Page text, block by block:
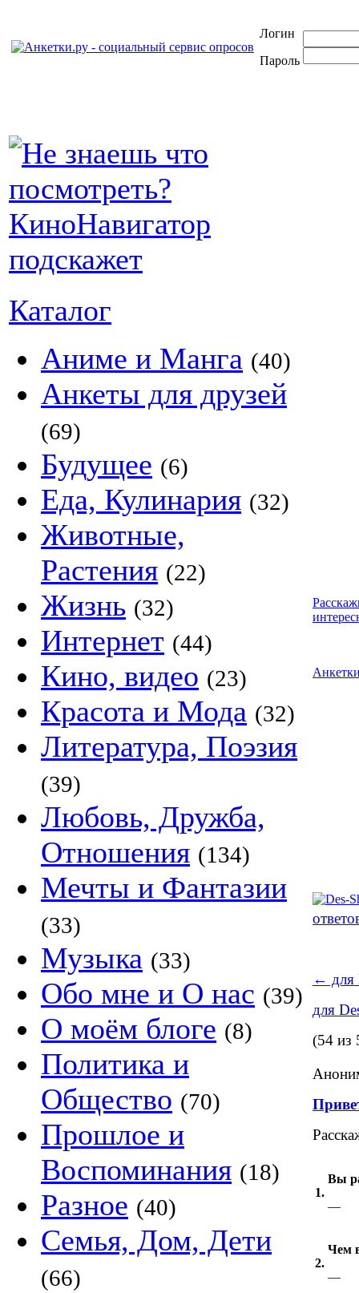
Логин
Пароль
Каталог
Аниме и Манга (40)
Анкеты для друзей
(69)
Будущее (6)
Еда, Кулинария (32)
Животные,
Растения (22)
Жизнь (32)
Интернет (44)
Кино, видео (23)
Красота и Мода (32)
Литература, Поэзия
(39)
Любовь, Дружба,
Отношения (134)
Мечты и Фантазии
(33)
Музыка (33)
Обо мне и О нас (39)
О моём блоге (8)
Политика и
Общество (70)
Прошлое и
Воспоминания (18)
Разное (40)
Семья, Дом, Дети
(66)
← для
для
(54 из
1.
Вы
—
2.
Чем
—